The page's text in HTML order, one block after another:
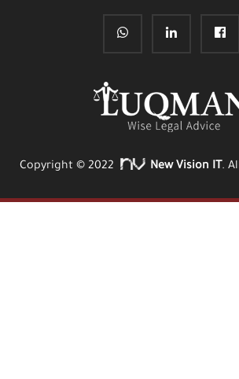
Copyright © 2022 New Vision IT.